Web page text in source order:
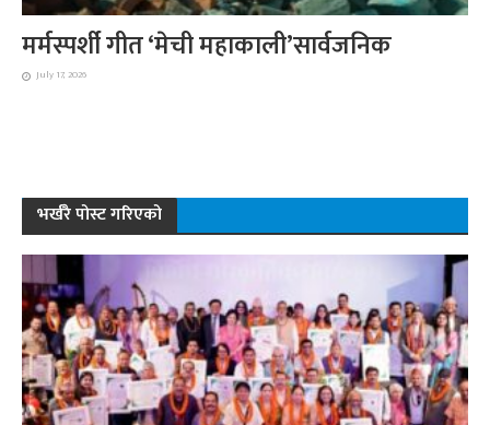
मर्मस्पर्शी गीत ‘मेची महाकाली’सार्वजनिक
July 17, 2026
भर्खरै पोस्ट गरिएको